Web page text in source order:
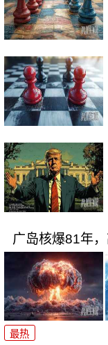
广岛核爆81年
最热